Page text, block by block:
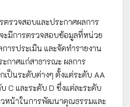
รวจสอบและประกาศผลการ
ะมีการตรวจสอบข้อมูลที่หน่วย
การประเมิน และจัดทำรายงาน
กาศแก่สาธารณะ ผลการ
เป็นระดับต่างๆ ตั้งแต่ระดับ AA
C และระดับ D ซึ่งแต่ละระดับ
หน้าในการพัฒนาคุณธรรมและ